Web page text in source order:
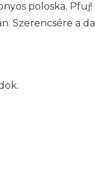
poloska.
Szerencsére a